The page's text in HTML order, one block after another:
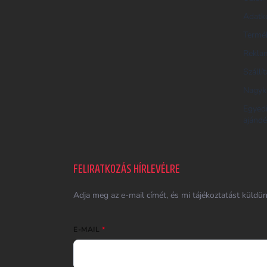
FELIRATKOZÁS HÍRLEVÉLRE
Adja meg az e-mail címét, és mi tájékoztatást
E-MAIL